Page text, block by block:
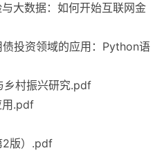
大数据：如何开始互联网金
债投资领域的应用：Python语
乡村振兴研究.pdf
用.pdf
2版）.pdf